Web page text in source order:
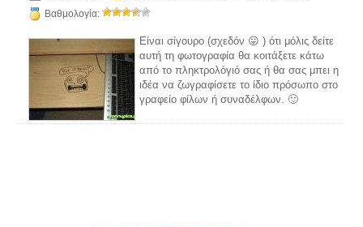
Βαθμολογία:
Είναι σίγουρο (σχεδόν 😛 ) ότι μόλις δείτε
αυτή τη φωτογραφία θα κοιτάξετε κάτω
από το πληκτρολόγιό σας ή θα σας μπει η
ιδέα να ζωγραφίσετε το ίδιο πρόσωπο στο
γραφείο φίλων ή συναδέλφων. 🙂